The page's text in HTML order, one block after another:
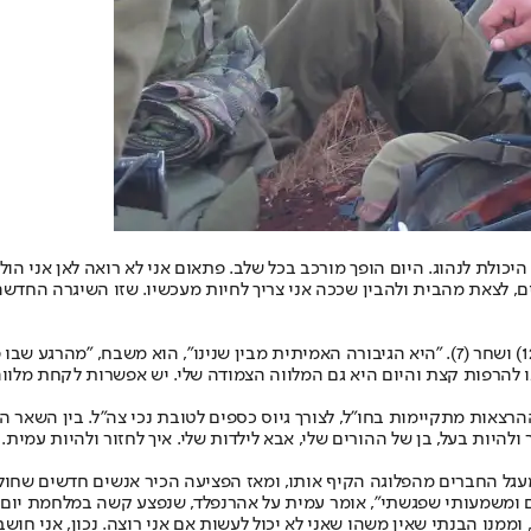
לנהוג. היום הופך מורכב בכל שלב. פתאום אני לא רואה לאן אני
לצאת מהבית ולהבין שככה אני צריך לחיות מעכשיו. שזו השיגרה
הוא נשוי לאפרת כבר 18 שנים. יחד הם מגדלים שלוש בנות: ליאור (15), זיו (12) ושחר (7). "היא
קצת והיום היא גם המלווה הצמודה שלי. יש אפשרות לקחת
מתקיימות בחו"ל, לצורך גיוס כספים לטובת נכי צה"ל. בין
בעל, בן של ההורים שלי, אבא לילדות שלי. איך לחזור ולהיות
מהפלוגה הקיף אותו, ומאז הפציעה הכיר אנשים חדשים
שפגשתי", אומר עמית על אהרנפלד, שנפצע קשה במלחמת יום
הבנתי שאין משהו שאני לא יכול לעשות אם אני רוצה. נכון, אני